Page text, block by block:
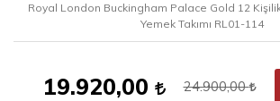
Royal London Buckingham Palace Gold 12
Yemek Takımı RL01-114
19.920,00 24.900,00